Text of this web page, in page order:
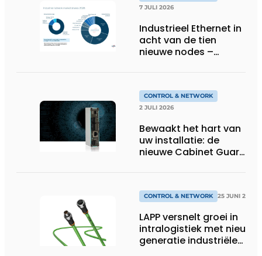
7 JULI 2026
Industrieel Ethernet in
acht van de tien
nieuwe nodes –
sneller volgens de
jaarlijkse analyse van
HMS Networks
CONTROL & NETWORK
2 JULI 2026
Bewaakt het hart van
uw installatie: de
nieuwe Cabinet Guard
CONTROL & NETWORK 25 JUNI 2026
LAPP versnelt groei in
intralogistiek met nieuwe
generatie industriële